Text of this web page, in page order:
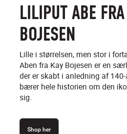
LILIPUT ABE
BOJESEN
Lille i størrelsen, men stor i
Aben fra Kay Bojesen er en
der er skabt i anledning af
bærer hele historien om den
sig.
Shop her